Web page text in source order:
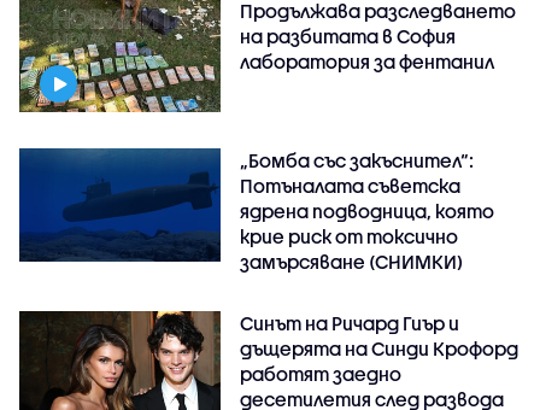
Продължава разследването
на разбитата в София
лаборатория за фентанил
„Бомба със закъснител“:
Потъналата съветска
ядрена подводница, която
крие риск от токсично
замърсяване (СНИМКИ)
Синът на Ричард Гиър и
дъщерята на Синди Крофорд
работят заедно
десетилетия след развода